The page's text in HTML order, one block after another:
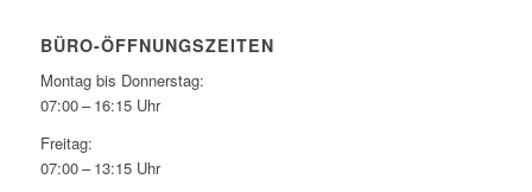
BÜRO-ÖFFNUNGSZEITEN
Montag bis Donnerstag:
07:00 – 16:15 Uhr
Freitag:
07:00 – 13:15 Uhr